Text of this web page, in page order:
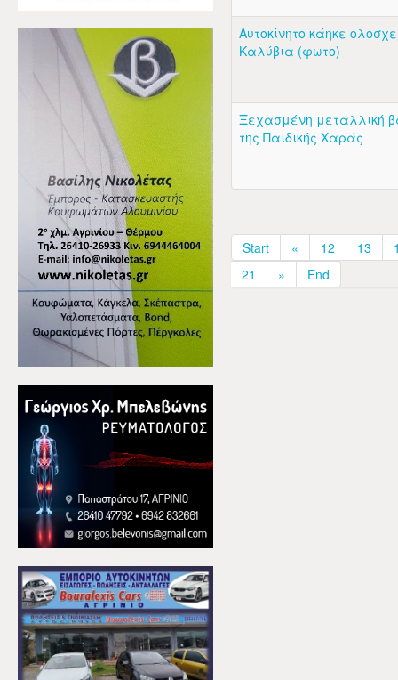
Αυτοκίνητο κάηκε
Καλύβια (φωτο)
Ξεχασμένη μεταλλική
της Παιδικής Χαράς
Start « 12 13
21
» End